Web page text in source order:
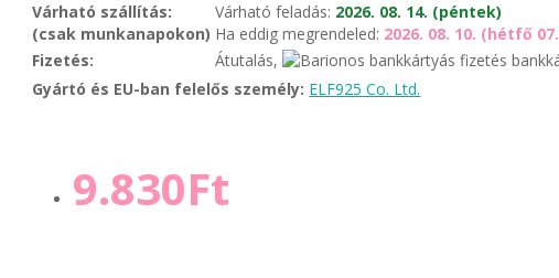
Várható szállítás:
(csak munkanapokon)
Várható feladás: 2026. 08. 14. (péntek)
Ha eddig megrendeled: 2026. 08. 10. (hétfő
Fizetés:
Átutalás,
Gyártó és EU-ban felelős személy: ELF925 Co. Ltd.
9.830Ft